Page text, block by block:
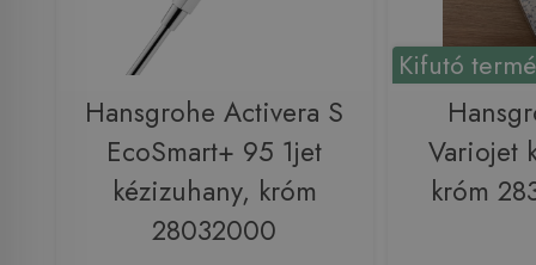
Hansgrohe Activera S
EcoSmart+ 95 1jet
kézizuhany, króm
28032000
Kifutó
Variojet
króm